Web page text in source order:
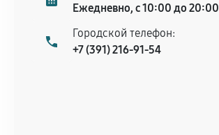
Ежедневно, с 10:00 до 20:00
Городской телефон:
+7 (391) 216-91-54